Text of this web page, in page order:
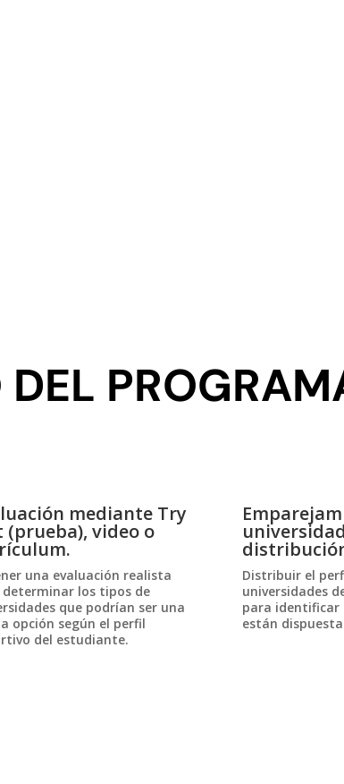
mediante Try
(prueba), video o
una evaluación realista
determinar los tipos de
que podrían ser una
opción según el perfil
del estudiante.
Distribuir el
universidades
para identificar
están